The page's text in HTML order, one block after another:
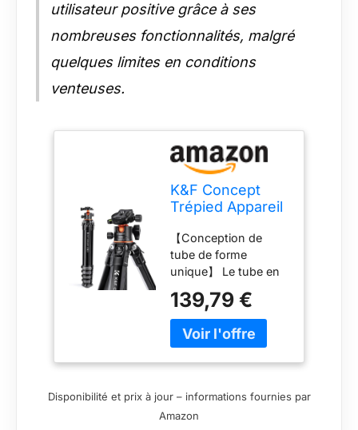
utilisateur positive grâce à ses
nombreuses fonctionnalités, malgré
quelques limites en conditions
venteuses.
K&F Concept
Trépied Appareil
Spéciaux pour
Voyage, Série
Mutée M1 + BH-
35L
【Conception de
tube de forme
unique】 Le tube en
volume plié du
trépied, il mesure 19,6
"de hauteur une fois
parfaitement à la
main. 【Pratique et
139,79 €
Disponibilité et prix à jour – informations fournies par
Amazon